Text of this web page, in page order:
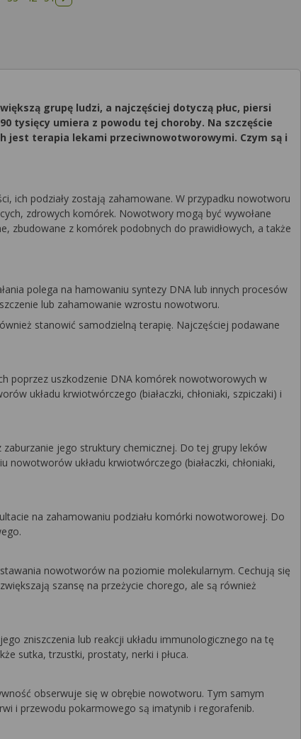
Następna strona
grupę ludzi, a najczęściej dotyczą płuc, piersi
tysięcy umiera z powodu tej choroby. Na szczęście
jest terapia lekami przeciwnowotworowymi. Czym są i
ich podziały zostają zahamowane. W przypadku nowotworu
zdrowych komórek. Nowotwory mogą być wywołane
zbudowane z komórek podobnych do prawidłowych, a także
polega na hamowaniu syntezy DNA lub innych procesów
lub zahamowanie wzrostu nowotworu.
stanowić samodzielną terapię. Najczęściej podawane
poprzez uszkodzenie DNA komórek nowotworowych w
układu krwiotwórczego (białaczki, chłoniaki, szpiczaki) i
jego struktury chemicznej. Do tej grupy leków
układu krwiotwórczego (białaczki, chłoniaki,
na zahamowaniu podziału komórki nowotworowej. Do
nowotworów na poziomie molekularnym. Cechują się
szansę na przeżycie chorego, ale są również
zniszczenia lub reakcji układu immunologicznego na tę
sutka, trzustki, prostaty, nerki i płuca.
obserwuje się w obrębie nowotworu. Tym samym
i przewodu pokarmowego są imatynib i regorafenib.